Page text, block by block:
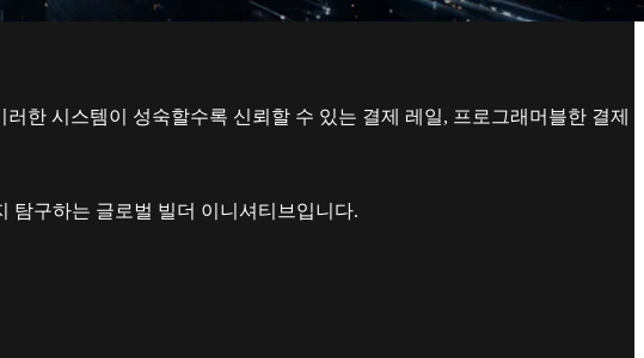
한 시스템이 성숙할수록 신뢰할 수 있는 결제 레일, 프로그래머블한 결제
탐구하는 글로벌 빌더 이니셔티브입니다.